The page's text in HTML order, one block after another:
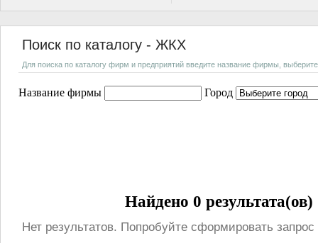
Поиск по каталогу - ЖКХ
Для поиска по каталогу фирм и предприятий введите название фирмы, выберите
Название фирмы Город
Найдено 0 результата(ов)
Нет результатов. Попробуйте сформировать запрос